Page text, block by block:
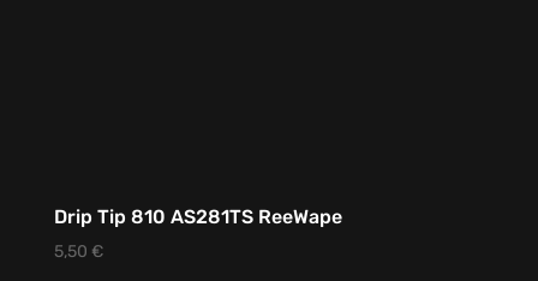
Drip Tip 810 AS281TS ReeWape
5,50 €